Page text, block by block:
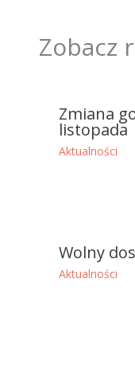
Zobacz
Zmiana
listopada
Aktualności
Wolny
Aktualności